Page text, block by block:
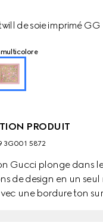
de soie imprimé GG
multicolore
PRODUIT
3G001 5872
Gucci plonge dans
de design en un
une bordure ton